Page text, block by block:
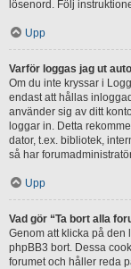
lösenord. Följ
Upp
Varför loggas jag ut
Om du inte kryssar i
endast att hållas
använder sig av ditt
loggar in. Detta
dator, t.ex. bibliotek,
så har
Upp
Vad gör “Ta bort alla
Genom att klicka på den
phpBB3 bort. Dessa
forumet och håller reda